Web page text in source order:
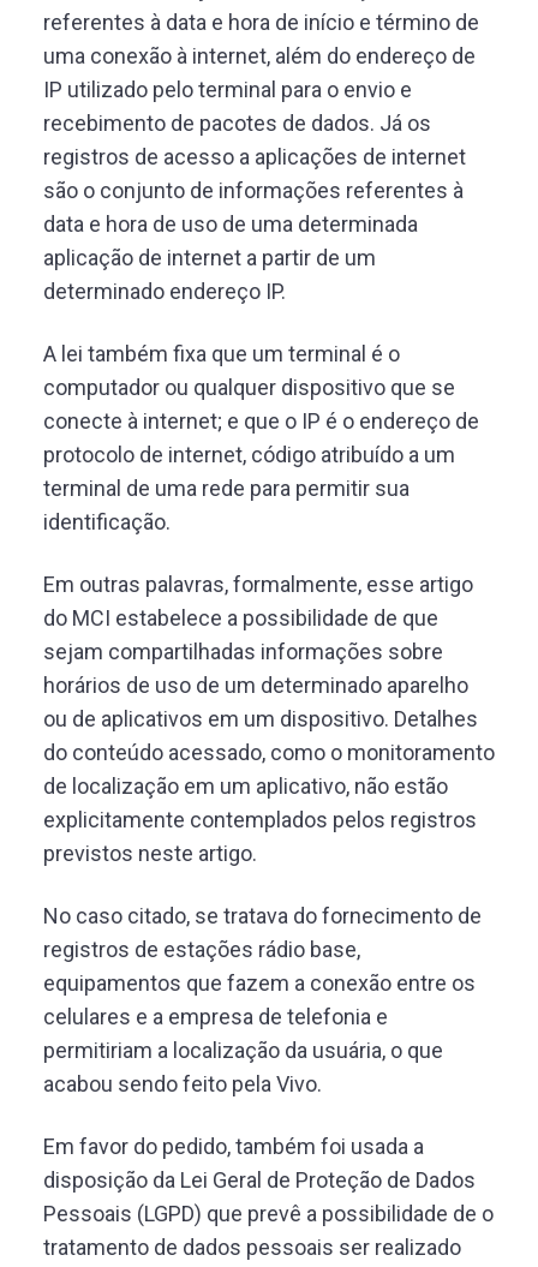
referentes à data e hora de início e término de
uma conexão à internet, além do endereço de
IP utilizado pelo terminal para o envio e
recebimento de pacotes de dados. Já os
registros de acesso a aplicações de internet
são o conjunto de informações referentes à
data e hora de uso de uma determinada
aplicação de internet a partir de um
determinado endereço IP.
A lei também fixa que um terminal é o
computador ou qualquer dispositivo que se
conecte à internet; e que o IP é o endereço de
protocolo de internet, código atribuído a um
terminal de uma rede para permitir sua
identificação.
Em outras palavras, formalmente, esse artigo
do MCI estabelece a possibilidade de que
sejam compartilhadas informações sobre
horários de uso de um determinado aparelho
ou de aplicativos em um dispositivo. Detalhes
do conteúdo acessado, como o monitoramento
de localização em um aplicativo, não estão
explicitamente contemplados pelos registros
previstos neste artigo.
No caso citado, se tratava do fornecimento de
registros de estações rádio base,
equipamentos que fazem a conexão entre os
celulares e a empresa de telefonia e
permitiriam a localização da usuária, o que
acabou sendo feito pela Vivo.
Em favor do pedido, também foi usada a
disposição da Lei Geral de Proteção de Dados
Pessoais (LGPD) que prevê a possibilidade de o
tratamento de dados pessoais ser realizado